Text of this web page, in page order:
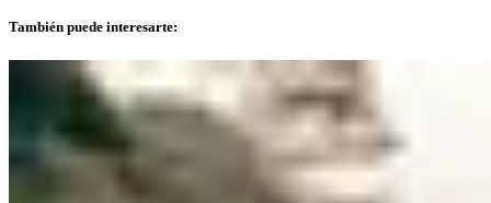
También puede interesarte: